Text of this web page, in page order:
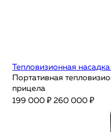
Тепловизионная
Портативная
прицела
199 000 ₽ 260 000 ₽